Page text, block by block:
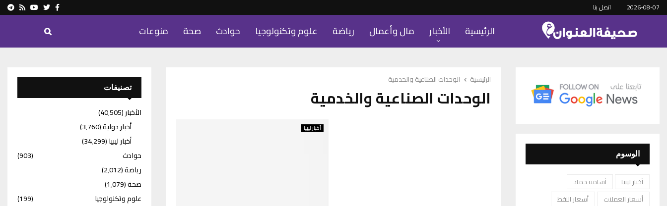
2026-08-07 اتصل بنا Facebook
Twitter
Youtube
Rss
الرئيسية الأخبار مال وأعمال رياضة علوم وتكنولوجيا حوادث صحة منوعات
الرئيسية الوحدات الصناعية والخدمية
الوحدات الصناعية والخدمية
أخبار ليبيا
الوسوم
أخبار ليبيا
أسامة حماد
أسعار العملات
أسعار النفط
تصنيفات
الأخبار(40٬505)
أخبار دولية(3٬760)
أخبار ليبيا(34٬299)
حوادث
(903)
رياضة(2٬012)
صحة(1٬079)
علوم وتكنولوجيا
(199)